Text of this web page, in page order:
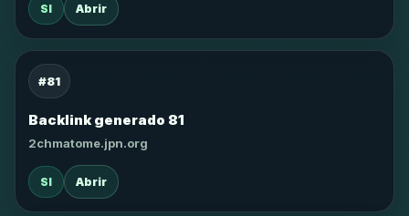
SI Abrir
#81
Backlink generado 81
2chmatome.jpn.org
SI Abrir